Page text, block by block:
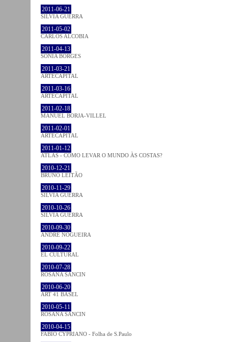
2011-06-21
SÍLVIA GUERRA
2011-05-02
CARLOS ALCOBIA
2011-04-13
SÓNIA BORGES
2011-03-21
ARTECAPITAL
2011-03-16
ARTECAPITAL
2011-02-18
MANUEL BORJA-VILLEL
2011-02-01
ARTECAPITAL
2011-01-12
ATLAS - COMO LEVAR O MUNDO ÀS COSTAS?
2010-12-21
BRUNO LEITÃO
2010-11-29
SÍLVIA GUERRA
2010-10-26
SÍLVIA GUERRA
2010-09-30
ANDRÉ NOGUEIRA
2010-09-22
EL CULTURAL
2010-07-28
ROSANA SANCIN
2010-06-20
ART 41 BASEL
2010-05-11
ROSANA SANCIN
2010-04-15
FABIO CYPRIANO - Folha de S.Paulo